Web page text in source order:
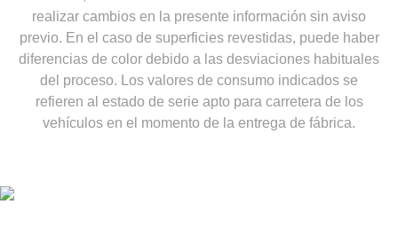
RACE. Nuestras ofertas de financiación de KTM ofrecen
cuotas bajas, opciones personalizables y alta flexibilidad para
todos los que llevan sangre naranja en las venas. Oferta válida
hasta el 08.07.2025.
realizar cambios en la presente información sin aviso
previo. En el caso de superficies revestidas, puede haber
diferencias de color debido a las desviaciones habituales
del proceso. Los valores de consumo indicados se
refieren al estado de serie apto para carretera de los
vehículos en el momento de la entrega de fábrica.